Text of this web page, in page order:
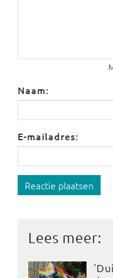
Naam:
E-mailadres:
Reactie plaatsen
Lees meer: